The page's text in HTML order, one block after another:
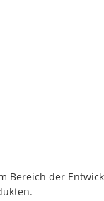
Bereich der